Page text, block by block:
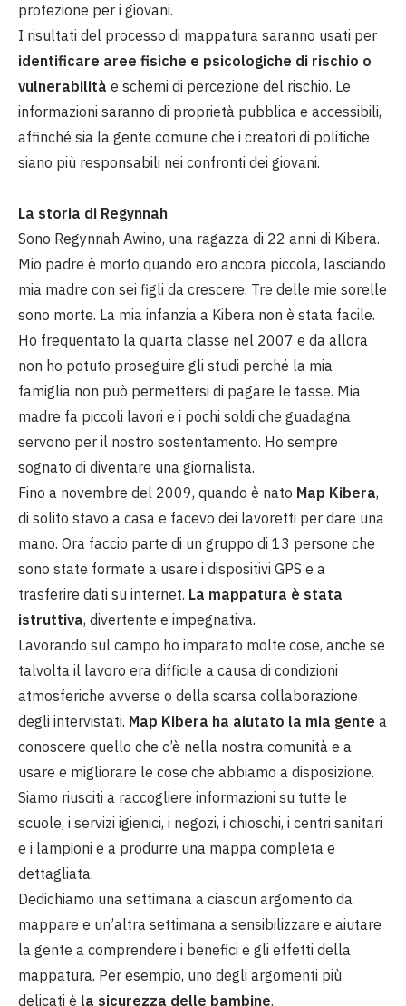
protezione per i giovani.
I risultati del processo di mappatura saranno usati per
identificare aree fisiche e psicologiche di rischio o
vulnerabilità e schemi di percezione del rischio. Le
informazioni saranno di proprietà pubblica e accessibili,
affinché sia la gente comune che i creatori di politiche
siano più responsabili nei confronti dei giovani.
La storia di Regynnah
Sono Regynnah Awino, una ragazza di 22 anni di Kibera.
Mio padre è morto quando ero ancora piccola, lasciando
mia madre con sei figli da crescere. Tre delle mie sorelle
sono morte. La mia infanzia a Kibera non è stata facile.
Ho frequentato la quarta classe nel 2007 e da allora
non ho potuto proseguire gli studi perché la mia
famiglia non può permettersi di pagare le tasse. Mia
madre fa piccoli lavori e i pochi soldi che guadagna
servono per il nostro sostentamento. Ho sempre
sognato di diventare una giornalista.
Fino a novembre del 2009, quando è nato Map Kibera,
di solito stavo a casa e facevo dei lavoretti per dare una
mano. Ora faccio parte di un gruppo di 13 persone che
sono state formate a usare i dispositivi GPS e a
trasferire dati su internet. La mappatura è stata
istruttiva, divertente e impegnativa.
Lavorando sul campo ho imparato molte cose, anche se
talvolta il lavoro era difficile a causa di condizioni
atmosferiche avverse o della scarsa collaborazione
degli intervistati. Map Kibera ha aiutato la mia gente a
conoscere quello che c’è nella nostra comunità e a
usare e migliorare le cose che abbiamo a disposizione.
Siamo riusciti a raccogliere informazioni su tutte le
scuole, i servizi igienici, i negozi, i chioschi, i centri sanitari
e i lampioni e a produrre una mappa completa e
dettagliata.
Dedichiamo una settimana a ciascun argomento da
mappare e un’altra settimana a sensibilizzare e aiutare
la gente a comprendere i benefici e gli effetti della
mappatura. Per esempio, uno degli argomenti più
delicati è la sicurezza delle bambine.